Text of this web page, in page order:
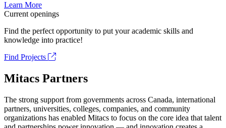
Learn More
Current openings
Find the perfect opportunity to put your academic skills and
knowledge into practice!
Find Projects
Mitacs Partners
The strong support from governments across Canada, international
partners, universities, colleges, companies, and community
organizations has enabled Mitacs to focus on the core idea that talent